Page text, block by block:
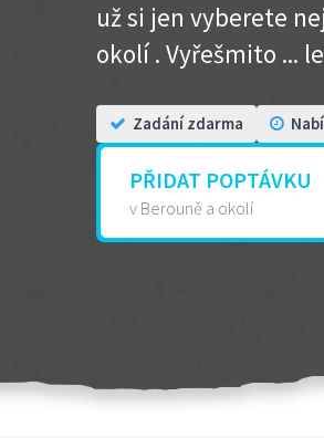
už si jen vyberete
okolí . Vyřešmito ...
Zadání zdarma
PŘIDAT POPTÁVKU
v Berouně a okolí